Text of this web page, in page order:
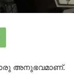
അനുഭവമാണ്.